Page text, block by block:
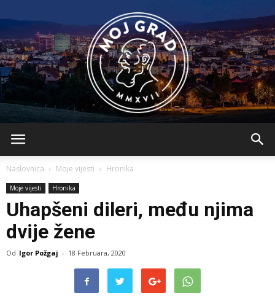
Naslovnica Moje vijesti Hronika
Moje vijesti Hronika
Uhapšeni dileri, među njima
dvije žene
Od Igor Požgaj - 18 Februara, 2020